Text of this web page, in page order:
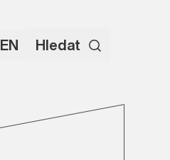
EN Hledat